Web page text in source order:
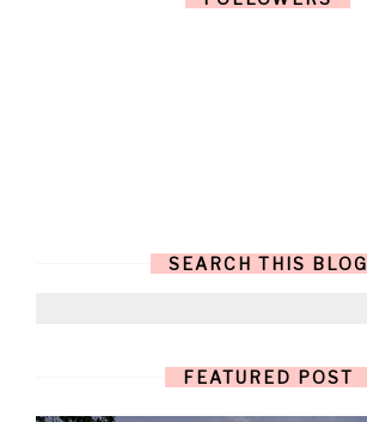
SEARCH THIS BLOG
FEATURED POST